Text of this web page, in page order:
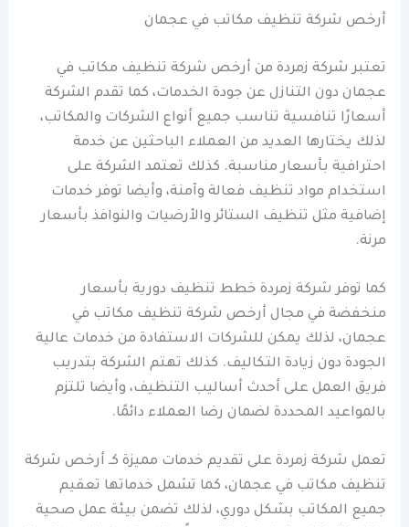
أرخص شركة تنظيف مكاتب في عجمان
تعتبر شركة زمردة من أرخص شركة تنظيف مكاتب في
عجمان دون التنازل عن جودة الخدمات، كما تقدم الشركة
أسعارًا تنافسية تناسب جميع أنواع الشركات والمكاتب،
لذلك يختارها العديد من العملاء الباحثين عن خدمة
احترافية بأسعار مناسبة. كذلك تعتمد الشركة على
استخدام مواد تنظيف فعالة وآمنة، وأيضا توفر خدمات
إضافية مثل تنظيف الستائر والأرضيات والنوافذ بأسعار
مرنة.
كما توفر شركة زمردة خطط تنظيف دورية بأسعار
منخفضة في مجال أرخص شركة تنظيف مكاتب في
عجمان، لذلك يمكن للشركات الاستفادة من خدمات عالية
الجودة دون زيادة التكاليف. كذلك تهتم الشركة بتدريب
فريق العمل على أحدث أساليب التنظيف، وأيضا تلتزم
بالمواعيد المحددة لضمان رضا العملاء دائمًا.
تعمل شركة زمردة على تقديم خدمات مميزة كـ أرخص شركة
تنظيف مكاتب في عجمان، كما تشمل خدماتها تعقيم
جميع المكاتب بشكل دوري، لذلك تضمن بيئة عمل صحية